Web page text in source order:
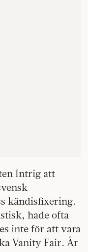
Intrig att
kändisfixering.
hade ofta
inte för att vara
Vanity Fair. År